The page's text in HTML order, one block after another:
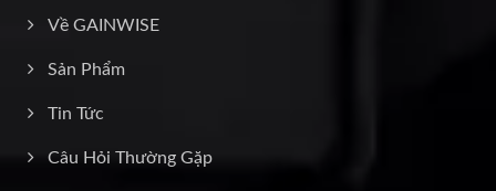
Về GAINWISE
Sản Phẩm
Tin Tức
Câu Hỏi Thường Gặp